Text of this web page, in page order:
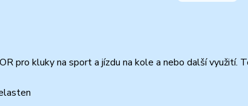
pro kluky na sport a jízdu na kole a nebo další využití.